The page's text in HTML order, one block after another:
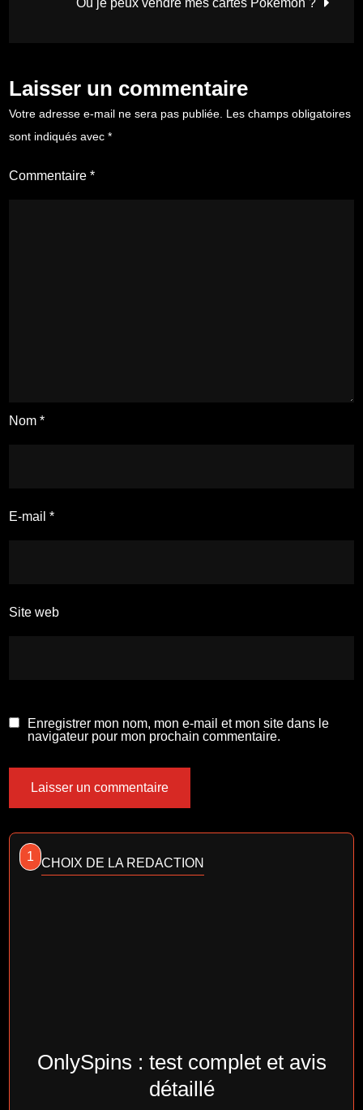
Où je peux vendre mes cartes Pokémon ?
Laisser un commentaire
Votre adresse e-mail ne sera pas publiée. Les champs obligatoires
sont indiqués avec*
Commentaire*
Nom*
E-mail*
Site web
Enregistrer mon nom, mon e-mail et mon site dans le
navigateur pour mon prochain commentaire.
1 CHOIX DE LA REDACTION
OnlySpins : test complet et avis
détaillé